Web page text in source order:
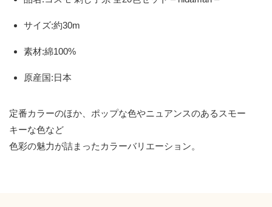
サイズ:約30m
素材:綿100%
原産国:日本
定番カラーのほか、ポップな色やニュアンスのあるスモー
キーな色など
色彩の魅力が詰まったカラーバリエーション。